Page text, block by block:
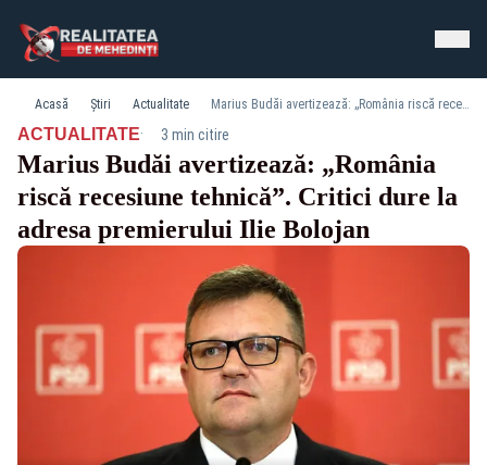
Acasă Știri Actualitate Marius Budăi avertizează: „România riscă recesiune tehnică”. Critici dure la adresa premierului Ilie Bolojan
ACTUALITATE· 3 min citire
Marius Budăi avertizează: „România
riscă recesiune tehnică”. Critici dure la
adresa premierului Ilie Bolojan